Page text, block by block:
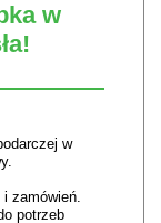
w
w
i zamówień.
potrzeb